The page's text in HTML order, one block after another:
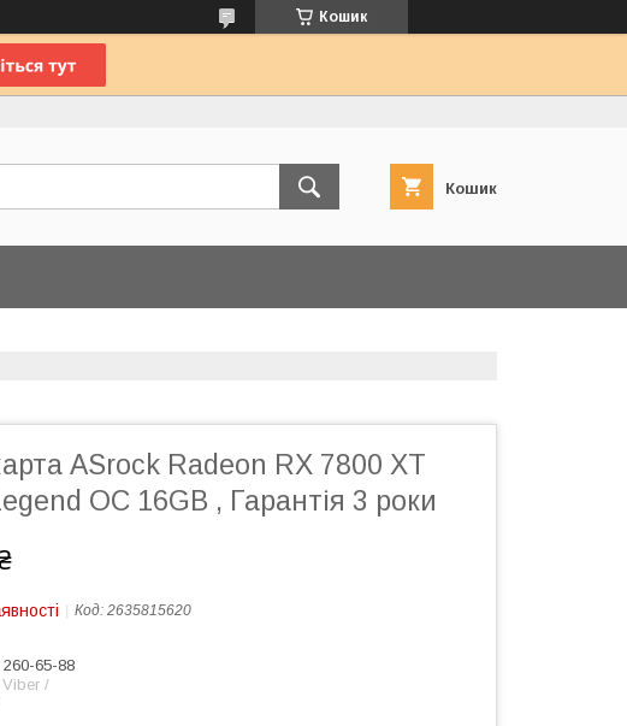
Кошик
Кошик
ASrock Radeon RX 7800 XT
OC 16GB , Гарантія 3 роки
Код: 2635815620
65-88
/